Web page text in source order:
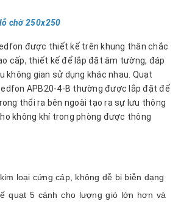
chờ 250x250
được thiết kế trên khung thân chắc
cấp, thiết kế để lắp đặt âm tường, đáp
không gian sử dụng khác nhau. Quạt
APB20-4-B thường được lắp đặt để
thổi ra bên ngoài tạo ra sự lưu thông
không khí trong phòng được thông
loại cứng cáp, không dễ bị biễn dạng
quạt 5 cánh cho lượng gió lớn hơn và